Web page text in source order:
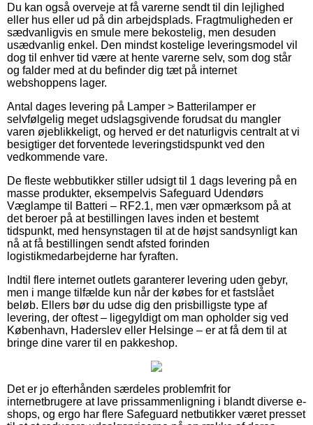
Du kan også overveje at få varerne sendt til din lejlighed
eller hus eller ud på din arbejdsplads. Fragtmuligheden er
sædvanligvis en smule mere bekostelig, men desuden
usædvanlig enkel. Den mindst kostelige leveringsmodel vil
dog til enhver tid være at hente varerne selv, som dog står
og falder med at du befinder dig tæt på internet
webshoppens lager.
Antal dages levering på Lamper > Batterilamper er
selvfølgelig meget udslagsgivende forudsat du mangler
varen øjeblikkeligt, og herved er det naturligvis centralt at vi
besigtiger det forventede leveringstidspunkt ved den
vedkommende vare.
De fleste webbutikker stiller udsigt til 1 dags levering på en
masse produkter, eksempelvis Safeguard Udendørs
Væglampe til Batteri – RF2.1, men vær opmærksom på at
det beroer på at bestillingen laves inden et bestemt
tidspunkt, med hensynstagen til at de højst sandsynligt kan
nå at få bestillingen sendt afsted forinden
logistikmedarbejderne har fyraften.
Indtil flere internet outlets garanterer levering uden gebyr,
men i mange tilfælde kun når der købes for et fastslået
beløb. Ellers bør du udse dig den prisbilligste type af
levering, der oftest – ligegyldigt om man opholder sig ved
København, Haderslev eller Helsinge – er at få dem til at
bringe dine varer til en pakkeshop.
Det er jo efterhånden særdeles problemfrit for
internetbrugere at lave prissammenligning i blandt diverse e-
shops, og ergo har flere Safeguard netbutikker været presset